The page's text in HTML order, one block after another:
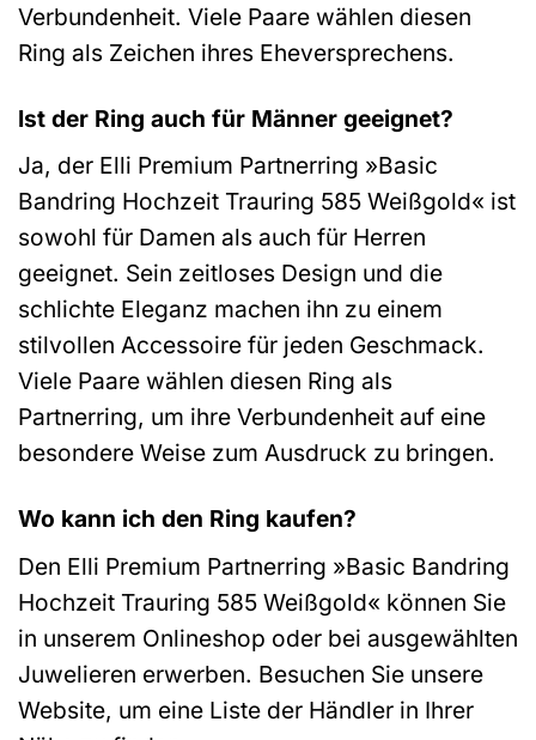
Verbundenheit. Viele Paare wählen diesen
Ring als Zeichen ihres Eheversprechens.
Ist der Ring auch für Männer geeignet?
Ja, der Elli Premium Partnerring »Basic
Bandring Hochzeit Trauring 585 Weißgold« ist
sowohl für Damen als auch für Herren
geeignet. Sein zeitloses Design und die
schlichte Eleganz machen ihn zu einem
stilvollen Accessoire für jeden Geschmack.
Viele Paare wählen diesen Ring als
Partnerring, um ihre Verbundenheit auf eine
besondere Weise zum Ausdruck zu bringen.
Wo kann ich den Ring kaufen?
Den Elli Premium Partnerring »Basic Bandring
Hochzeit Trauring 585 Weißgold« können Sie
in unserem Onlineshop oder bei ausgewählten
Juwelieren erwerben. Besuchen Sie unsere
Website, um eine Liste der Händler in Ihrer